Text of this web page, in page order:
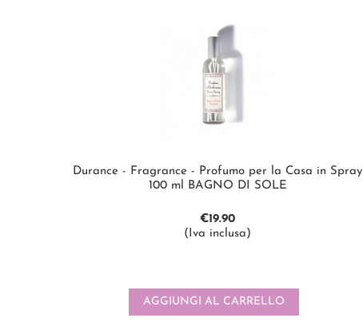
Durance - Fragrance - Profumo per la Casa in Spray
100 ml BAGNO DI SOLE
€19.90
(Iva inclusa)
AGGIUNGI AL CARRELLO